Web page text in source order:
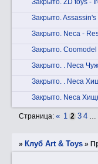
Закрытo. ZD toys -
Закрытo.
Закрытo. Neca -
Закрытo.
Закрытo. . Neca
Закрытo. . Neca
Закрытo. Neca
Страница:« 1 2 3 4 …
» Клуб Art & Toys »